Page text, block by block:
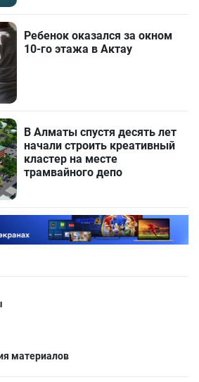
Ребенок оказался за окном
10-го этажа в Актау
В Алматы спустя десять лет
начали строить креативный
кластер на месте
трамвайного депо
материалов